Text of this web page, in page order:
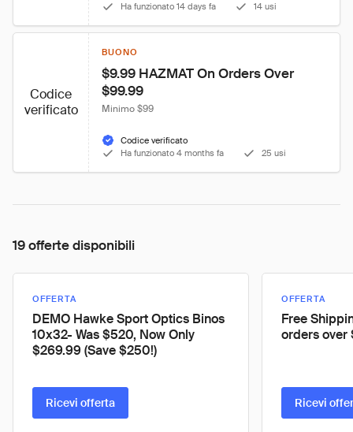
Ha funzionato 14 days fa
14 usi
Codice
verificato
BUONO
$9.99 HAZMAT On Orders Over
$99.99
Minimo $99
Codice verificato
Ha funzionato 4 months fa
25 usi
19 offerte disponibili
OFFERTA
DEMO Hawke Sport Optics Binos
10x32- Was $520, Now Only
$269.99 (Save $250!)
Ricevi offerta
OFFERTA
Free
orders over
Ricevi